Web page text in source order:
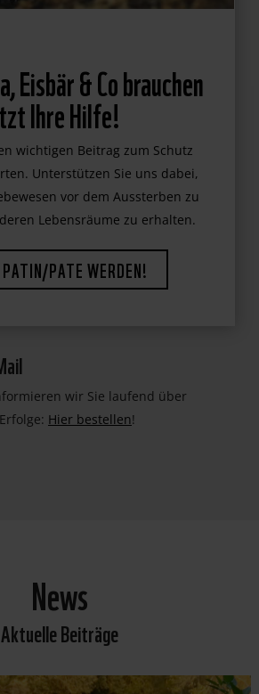
Eisbär & Co brauchen
Ihre Hilfe!
wichtigen Beitrag zum Schutz
Unterstützen Sie uns dabei,
vor dem Aussterben zu
Lebensräume zu erhalten.
PATE WERDEN!
wir Sie laufend über
Hier bestellen!
News
Aktuelle Beiträge